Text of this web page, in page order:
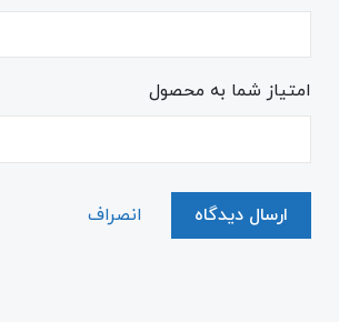
امتیاز شما به محصول
ارسال دیدگاه انصراف